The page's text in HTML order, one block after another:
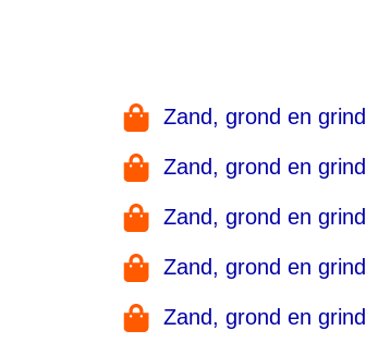
Zand, grond en
Zand, grond en
Zand, grond en
Zand, grond en
Zand, grond en